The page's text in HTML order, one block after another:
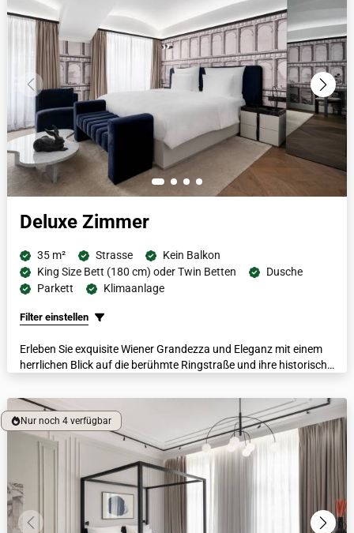
Deluxe Zimmer
35 m² Strasse
Kein Balkon
King Size Bett (180 cm) oder Twin Betten
Dusche
Parkett
Klimaanlage
Filter einstellen
Erleben Sie exquisite Wiener Grandezza und Eleganz mit einem
herrlichen Blick auf die berühmte Ringstraße und ihre historische
Stock des Hotels befinden. Mit einem italienischen Marmorbad,
luxuriösen Bademänteln, beheizten Fußböden und einer
Nespresso-Kaffeemaschine lässt jedes dieser großzügigen
Zimmer die Gäste in Luxus schwelgen.
Nur noch 4 verfügbar